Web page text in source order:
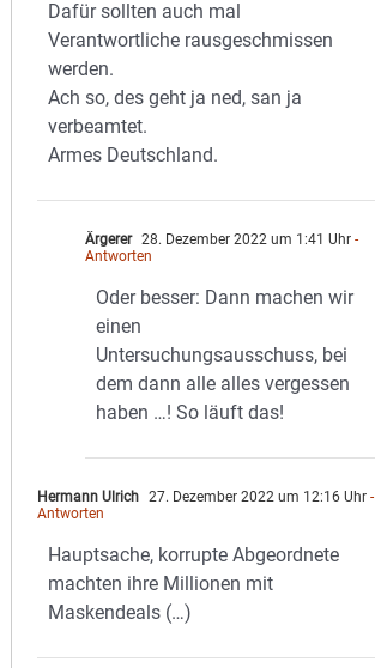
Dafür sollten auch mal
Verantwortliche rausgeschmissen
werden.
Ach so, des geht ja ned, san ja
verbeamtet.
Armes Deutschland.
Ärgerer 28. Dezember 2022 um 1:41 Uhr -
Antworten
Oder besser: Dann machen wir
einen
Untersuchungsausschuss, bei
dem dann alle alles vergessen
haben …! So läuft das!
Hermann Ulrich 27. Dezember 2022 um 12:16 Uhr -
Antworten
Hauptsache, korrupte Abgeordnete
machten ihre Millionen mit
Maskendeals (…)